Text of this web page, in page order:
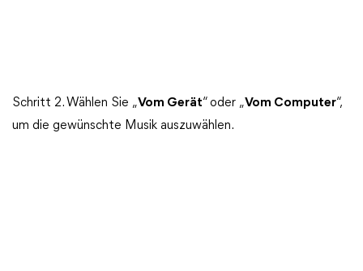
Schritt 2. Wählen Sie „Vom Gerät“ oder „Vom Computer“,
um die gewünschte Musik auszuwählen.